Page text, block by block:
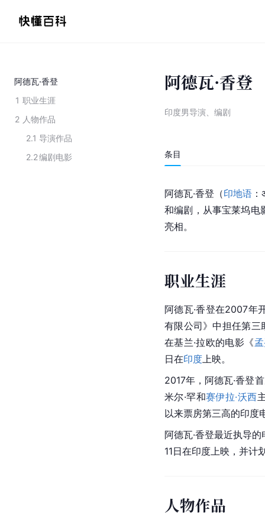
阿德瓦·香登
1 职业生涯
2 人物作品
2.1 导演作品
2.2编剧电影
阿德瓦·香登
印度男导演、编剧
条目
阿德瓦·香登（印地语
和编剧，从事宝莱坞电
亮相。
职业生涯
阿德瓦·香登在2007年
有限公司》中担任第三
在基兰·拉欧的电影《
日在印度 上映。
2017年，阿德瓦·香登
米尔·罕和赛伊拉·沃西
以来票房第三高的印度
阿德瓦·香登最近执导
11日在印度上映，并计
人物作品